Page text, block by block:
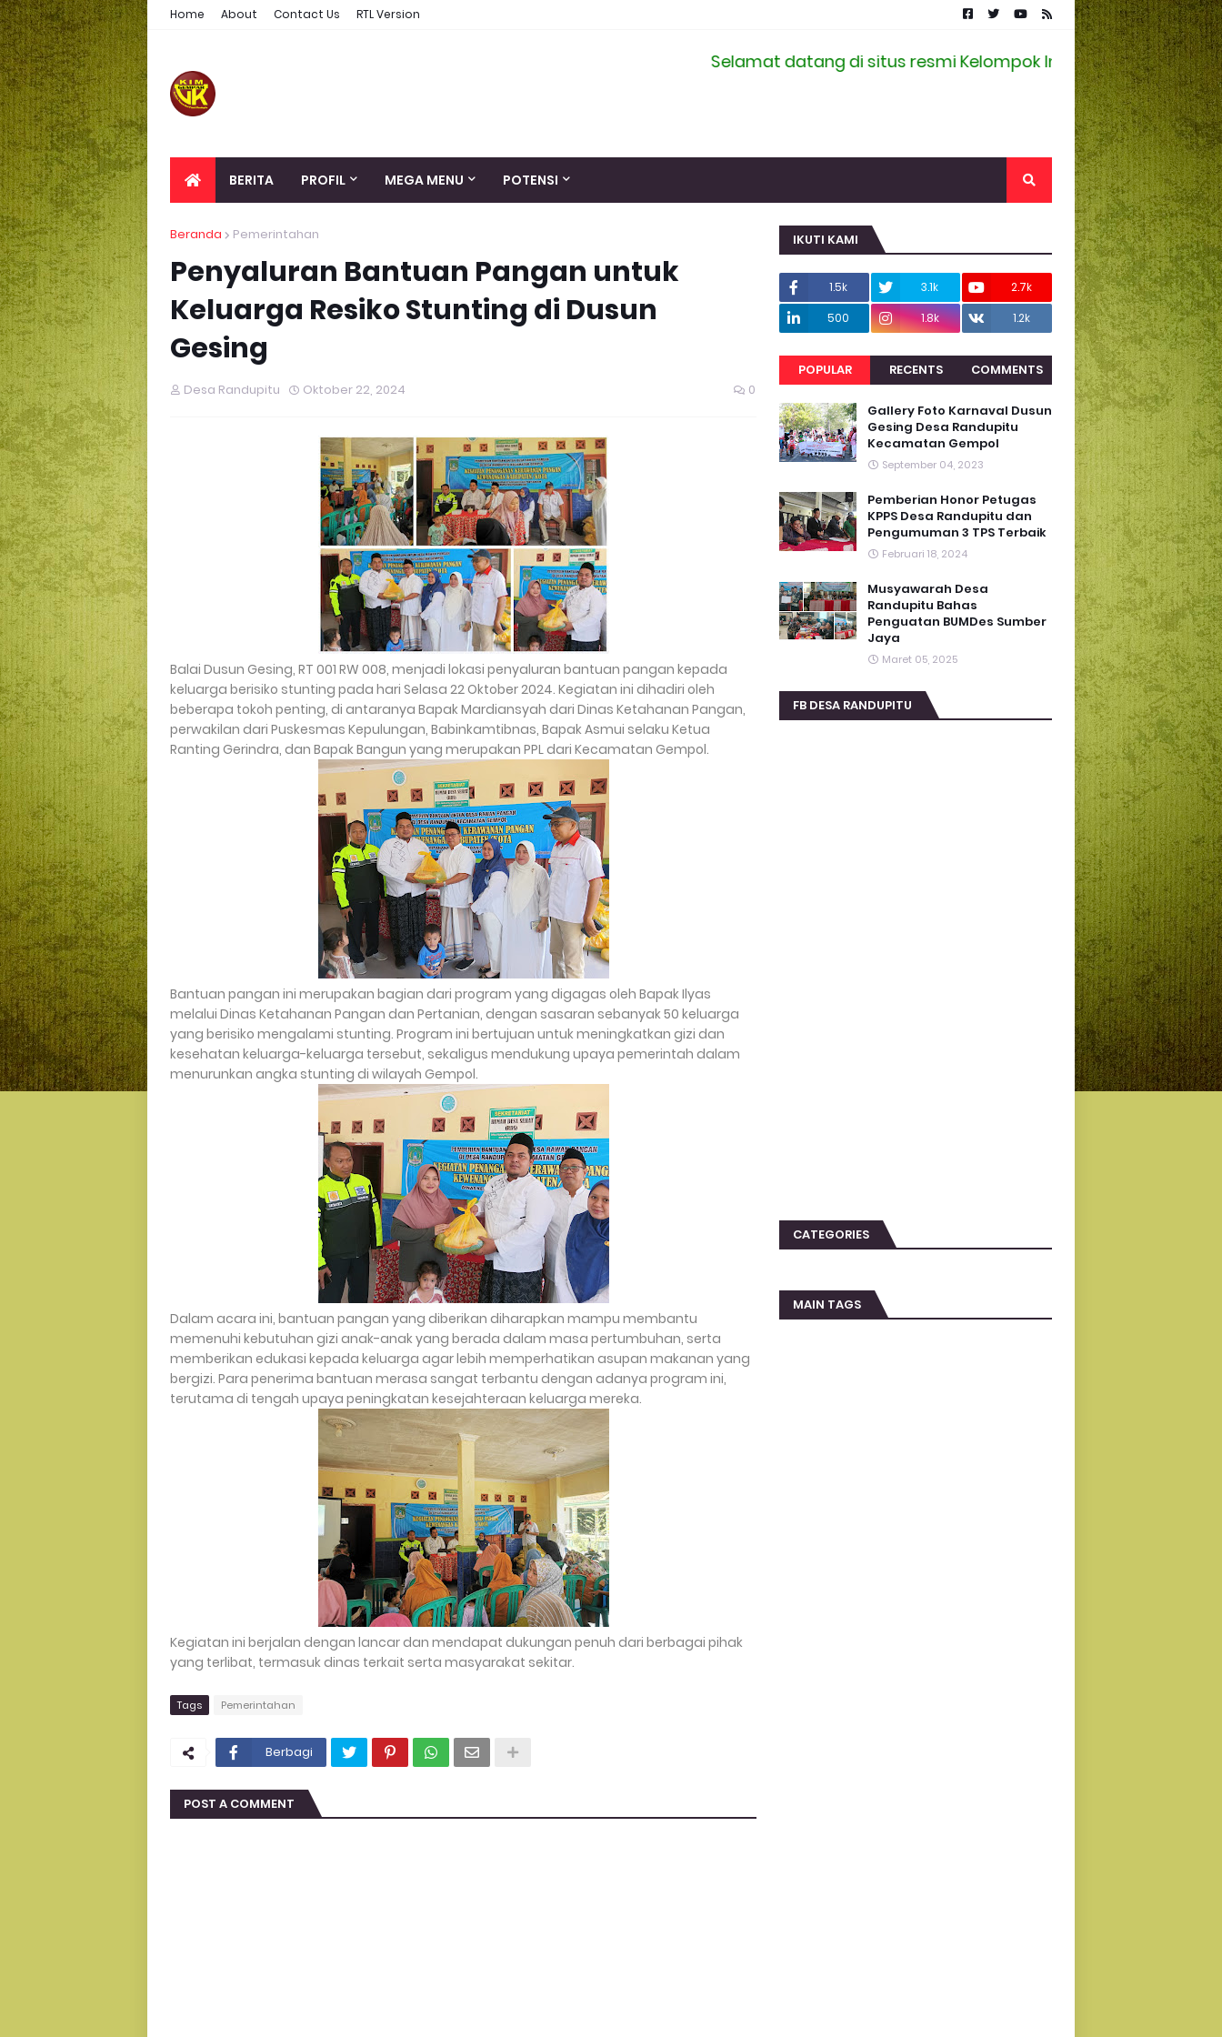
Home About Contact Us RTL Version
Selamat datang di situs resmi Kelompok Informasi Masyarakat
BERITA PROFIL MEGA MENU POTENSI
Beranda Pemerintahan
Penyaluran Bantuan Pangan untuk
Keluarga Resiko Stunting di Dusun
Gesing
Desa Randupitu Oktober 22, 2024 0
Balai Dusun Gesing, RT 001 RW 008, menjadi lokasi penyaluran bantuan pangan kepada
keluarga berisiko stunting pada hari Selasa 22 Oktober 2024. Kegiatan ini dihadiri oleh
beberapa tokoh penting, di antaranya Bapak Mardiansyah dari Dinas Ketahanan Pangan,
perwakilan dari Puskesmas Kepulungan, Babinkamtibnas, Bapak Asmui selaku Ketua
Ranting Gerindra, dan Bapak Bangun yang merupakan PPL dari Kecamatan Gempol.
Bantuan pangan ini merupakan bagian dari program yang digagas oleh Bapak Ilyas
melalui Dinas Ketahanan Pangan dan Pertanian, dengan sasaran sebanyak 50 keluarga
yang berisiko mengalami stunting. Program ini bertujuan untuk meningkatkan gizi dan
kesehatan keluarga-keluarga tersebut, sekaligus mendukung upaya pemerintah dalam
menurunkan angka stunting di wilayah Gempol.
Dalam acara ini, bantuan pangan yang diberikan diharapkan mampu membantu
memenuhi kebutuhan gizi anak-anak yang berada dalam masa pertumbuhan, serta
memberikan edukasi kepada keluarga agar lebih memperhatikan asupan makanan yang
bergizi. Para penerima bantuan merasa sangat terbantu dengan adanya program ini,
terutama di tengah upaya peningkatan kesejahteraan keluarga mereka.
Kegiatan ini berjalan dengan lancar dan mendapat dukungan penuh dari berbagai pihak
yang terlibat, termasuk dinas terkait serta masyarakat sekitar.
Tags Pemerintahan
Berbagi
POST A COMMENT
IKUTI KAMI
1.5k 3.1k
2.7k
500
1.8k 1.2k
POPULAR RECENTS COMMENTS
Gallery Foto Karnaval Dusun
Gesing Desa Randupitu
Kecamatan Gempol
September 04, 2023
Pemberian Honor Petugas
KPPS Desa Randupitu dan
Pengumuman 3 TPS Terbaik
Februari 18, 2024
Musyawarah Desa
Randupitu Bahas
Penguatan BUMDes Sumber
Jaya
Maret 05, 2025
FB DESA RANDUPITU
CATEGORIES
MAIN TAGS